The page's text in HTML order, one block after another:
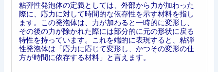
粘弾性発泡体の定義としては、外部から力が加わった
際に、応力に対して時間的な依存性を示す材料を指し
ます。この発泡体は、力が加わると一時的に変形し、
その後の力が除かれた際には部分的に元の形状に戻る
特性を持っています。これを端的に表現すると、粘弾
性発泡体は「応力に応じて変形し、かつその変形の仕
方が時間に依存する材料」と言えます。